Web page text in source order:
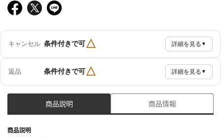
キャンセル 条件付きで可△ 詳細を見る ▼
返品 条件付きで可△ 詳細を見る ▼
商品説明 商品情報
商品説明